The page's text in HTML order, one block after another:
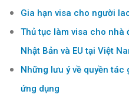
Gia hạn visa cho người
Thủ tục làm visa cho nhà
Nhật Bản và EU tại Việt
Những lưu ý về quyền
ứng dụng